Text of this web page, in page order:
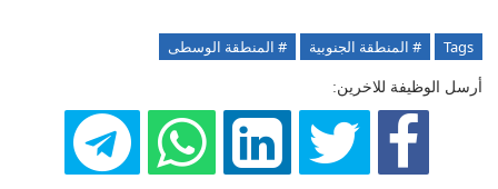
Tags # المنطقة الجنوبية # المنطقة الوسطى
أرسل الوظيفة للاخرين: